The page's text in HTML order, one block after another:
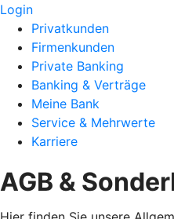
Login
Privatkunden
Firmenkunden
Private Banking
Banking & Verträge
Meine Bank
Service & Mehrwerte
Karriere
AGB &